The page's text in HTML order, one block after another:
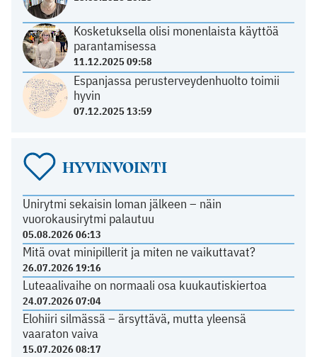
Kosketuksella olisi monenlaista käyttöä
parantamisessa
11.12.2025 09:58
Espanjassa perusterveydenhuolto toimii
hyvin
07.12.2025 13:59
HYVINVOINTI
Unirytmi sekaisin loman jälkeen – näin
vuorokausirytmi palautuu
05.08.2026 06:13
Mitä ovat minipillerit ja miten ne vaikuttavat?
26.07.2026 19:16
Luteaalivaihe on normaali osa kuukautiskiertoa
24.07.2026 07:04
Elohiiri silmässä – ärsyttävä, mutta yleensä
vaaraton vaiva
15.07.2026 08:17